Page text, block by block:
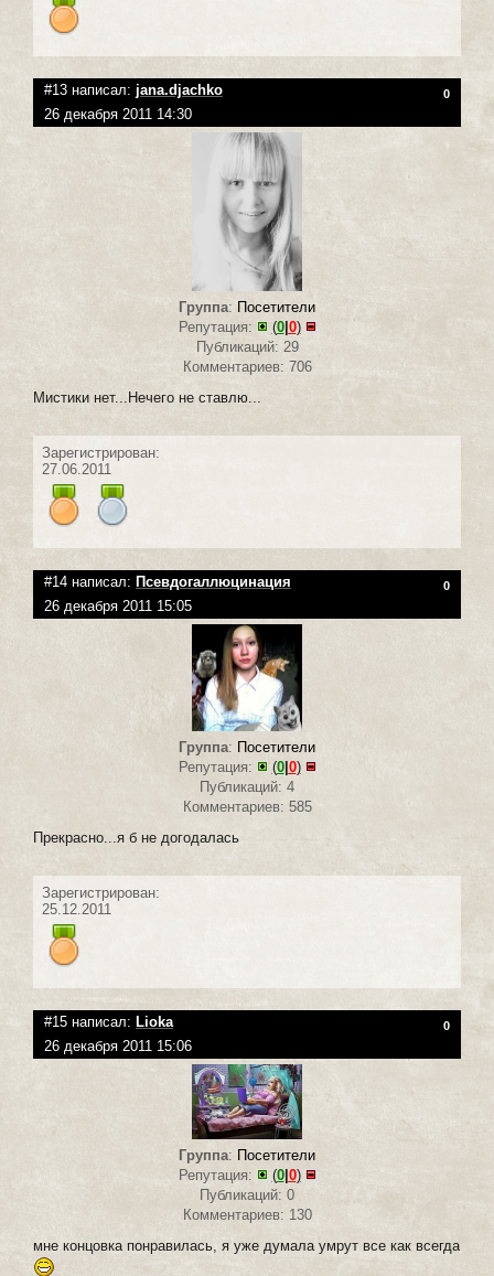
#13 написал: jana.djachko 0
26 декабря 2011 14:30
Группа: Посетители
Репутация:
(0|0)
Публикаций: 29
Комментариев: 706
Мистики нет...Нечего не ставлю...
Зарегистрирован:
27.06.2011
#14 написал: Псевдогаллюцинация 0
26 декабря 2011 15:05
Группа: Посетители
Репутация:
(0| 0)
Публикаций: 4
Комментариев: 585
Прекрасно...я б не догодалась
Зарегистрирован:
25.12.2011
#15 написал: Lioka 0
26 декабря 2011 15:06
Группа: Посетители
Репутация:
(0| 0)
Публикаций: 0
Комментариев: 130
мне концовка понравилась, я уже думала умрут все как всегда